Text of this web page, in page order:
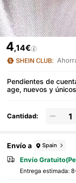
4,14€
Pendientes de
age, nuevos y
clips para orejas
Cantidad:
Envío a Spain
Envío
Entrega estimada: